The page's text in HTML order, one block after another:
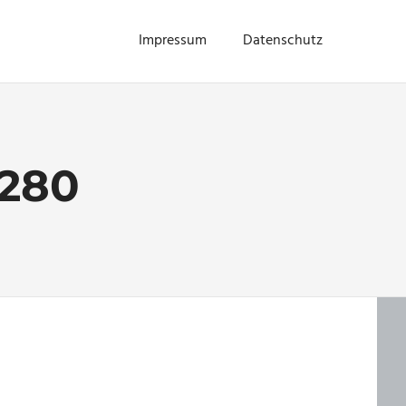
Impressum Datenschutz